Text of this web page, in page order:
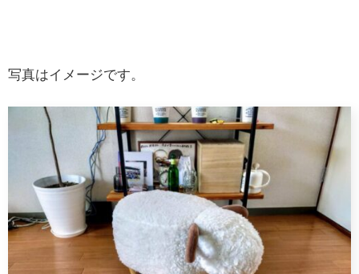
写真はイメージです。